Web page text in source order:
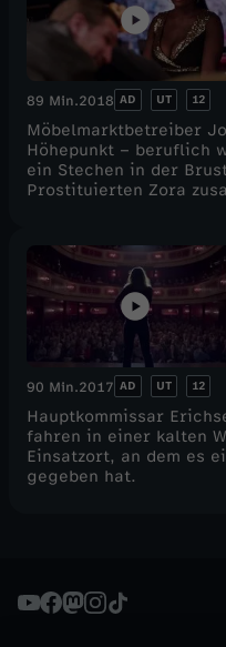
89 Min.2018 AD UT 12
Möbelmarktbetreiber
Höhepunkt – beruflich
ein Stechen in der
Prostituierten Zora
90 Min.2017 AD UT 12
Hauptkommissar
fahren in einer kalten
Einsatzort, an dem es
gegeben hat.